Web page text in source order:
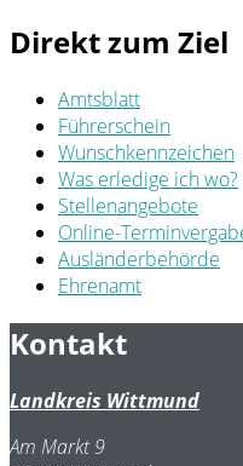
Direkt zum Ziel
Amtsblatt
Führerschein
Wunschkennzeichen
Was erledige ich wo?
Stellenangebote
Online-
Ausländerbehörde
Ehrenamt
Kontakt
Landkreis Wittmund
Am Markt 9